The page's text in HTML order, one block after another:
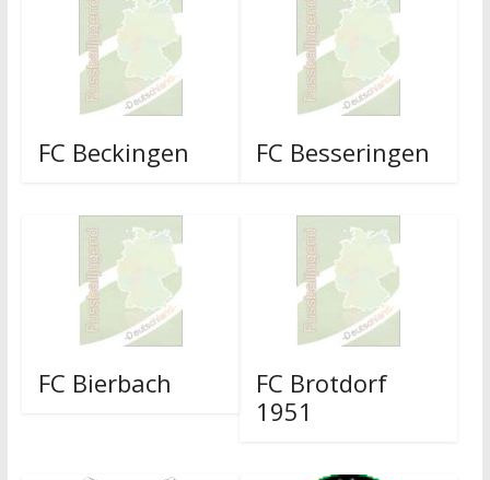
FC Beckingen FC Besseringen
FC Bierbach
FC Brotdorf
1951